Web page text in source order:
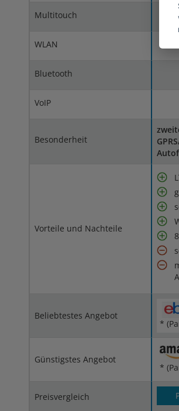
Multitouch
WLAN
Bluetooth
VoIP
Besonderheit
Vorteile und Nachteile
Beliebtestes Angebot
*
Günstigstes Angebot
*
Preisvergleich